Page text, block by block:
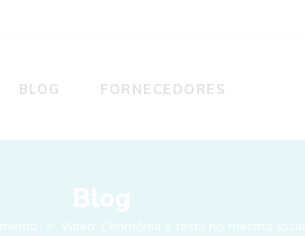
BLOG FORNECEDORES
Blog
Vídeo: Cerimônia e festa no mesmo local